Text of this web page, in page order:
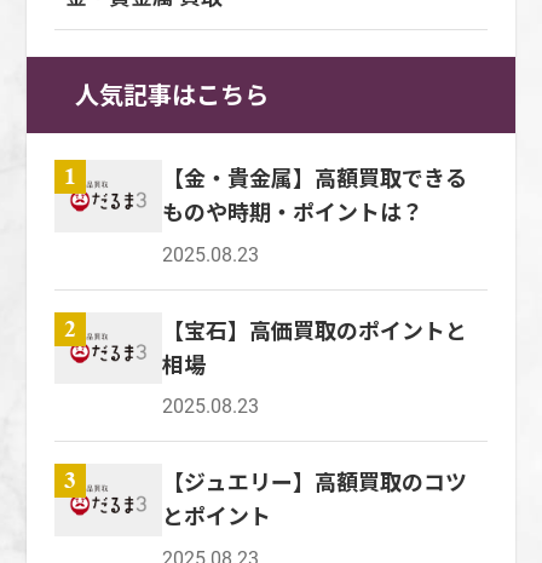
ておくことが大切です。 郵送という手段をと
クも考えられるため、その点についても理解し
たうえで利用しましょう。 訪問買取・訪問査
定 シルバー製品を手放す際に選べる買取業者
の種類として、訪問買取・訪問査定という方法
もあります。 訪問買取・訪問査定では、査定
士がご自宅に訪問して査定・買取を進めます。
そのため、シルバー製品を持ち運ぶ手間がな
く、シルバー製品を傷つけるリスクがないこと
はメリットだといえるでしょう。 売却したい
シルバー製品が大きい場合や、数が多い場合に
依頼しやすいのも魅力的です。 一方、訪問買
取・訪問査定は自宅訪問というかたちで査定や
買取を進めるため、自宅の場所を知られてしま
うことや、悪徳業者に利用されるリスクが考え
ている場合には、早めに売却するのが望ましい
といえるでしょう。 プラチナを手放す際に選
べる買取業者の種類 プラチナを手放す際に選
べる買取業者には、いくつか種類があります。
め、ご自身の状況に合わせて選択しましょう。
方法によっては損をするリスクが高まる可能性
も考えられるため、買取方法の種類を知り、適
しょう。 持込買取・持込査定 プラチナ製品を
売却する方法として、まず挙げられるのは持込
買取・持込査定です。 持込買取・持込査定の
メリットは、その場で査定から買取までを完了
確認できる点が挙げられます。 買取まで手続
きがスピーディーに進むため、現金をその日の
うちに受け取れるのも、持込買取・持込査定の
いてきれいにしておくことで、査定額が上がる
可能性があります。 複数業者に依頼して比較
する 宝石を高価買取してもらうためには、複
数の業者に査定を依頼し、価格を比べることも
大切です。 業者によって査定額に大きな差が
出る場合があります。 ダイヤモンドは評価基
準があるものの、他の宝石には明確な評価基準
がありません。 ジュエリーは、使用される宝
石や地金の種類が多いうえに、デザインや保存
状態も影響するため査定が難しいのです。 よ
り高額で買取ってもらうために、複数の業者に
査定依頼することをお勧めします。 事前に相
場を調べておく 高価買取してもらうために
は、事前に買取相場を調べておくことも重要で
す。 ダイヤモンドの買取相場は、インターネ
ットを活用すると、カラットやカットなどの条
汚れの上からほこりなどがさらに付着すれば、
います。 そのため、普段からこまめに宝石を
拭いて、汚れが蓄積しないよう注意する必要が
あります。 流行や人気の高いものか 宝石は、
ジュエリーとしてのデザインに流行り廃りがあ
ります。 流行りのデザインであれば、需要が
す。 しかし、流行りのデザインではない宝石
は、品質やクオリティが高くとも、思ったより
価格が高くないというケースがよくあります。
宝石を買取に出す際は、流行りのデザインであ
るか、人気の高いデザインであるかなどをチェ
どんな方法がある？ 大切にしてきた宝石を手
放そうと考えたとき、いくつかの方法が挙げら
れます。 ネットオークションやフリーマーケ
ットで売却 ネットオークションやフリーマー
なるということです。 金の相場は、世界情勢
や経済不安などさまざまな要素が影響して変動
します。 業者のホームページでは、その日の
買取相場や金相場の推移が掲載されているた
め、参考にして売却する時期を検討しましょ
う。 ただし、金相場を正確に予測するのは非
常に難しいといえます。 ピンポイントで最高
値を狙うのではなく、相場推移の中で比較的高
いと思われる時期を狙って査定をするのが良い
でしょう。 金の純度 金・貴金属買取における
重要なポイントの2つ目は、金の純度です。 金
のグレードは、金の純度によって、24金や22
金、18金など、24分率という特有の表示方法
で品位を示しています。 ジュエリーにK24・
K22・K18などと刻印されているのは、金の純
度を示しているのです。 K24であれば純度
100%、K22であれば91.6%、K18であれば
人気記事はこちら
1
【金・貴金属】高額買取できる
ものや時期・ポイントは？
2025.08.23
2
【宝石】高価買取のポイントと
相場
2025.08.23
3
【ジュエリー】高額買取のコツ
とポイント